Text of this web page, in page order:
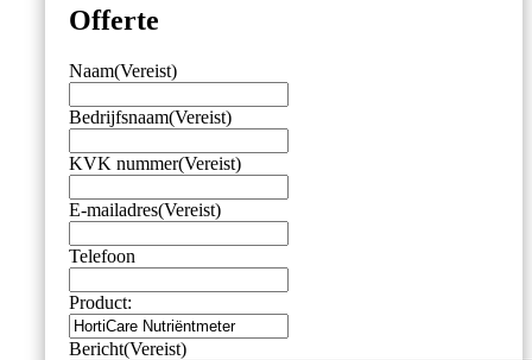
Offerte
Naam(Vereist)
Bedrijfsnaam(Vereist)
KVK nummer(Vereist)
E-mailadres(Vereist)
Telefoon
Product:
Bericht(Vereist)